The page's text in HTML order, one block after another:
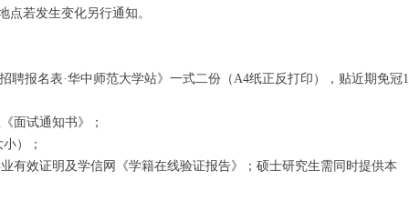
点若发生变化另行通知。
报名表·华中师范大学站》一式二份（A4纸正反打印），贴近期免冠1
面试通知书》；
）；
效证明及学信网《学籍在线验证报告》；硕士研究生需同时提供本